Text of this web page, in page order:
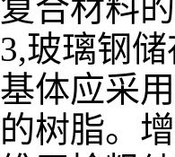
复合材料
3,玻璃钢
基体应采
的树脂。